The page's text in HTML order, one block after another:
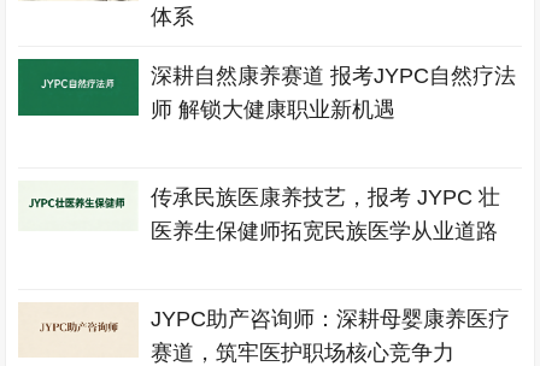
体系
深耕自然康养赛道 报考JYPC自然疗法
师 解锁大健康职业新机遇
传承民族医康养技艺，报考 JYPC 壮
医养生保健师拓宽民族医学从业道路
JYPC助产咨询师：深耕母婴康养医疗
赛道，筑牢医护职场核心竞争力